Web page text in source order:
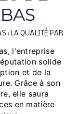
: LA QUALITÉ PAR
l'entreprise
solide
et de la
Grâce à son
elle saura
en matière